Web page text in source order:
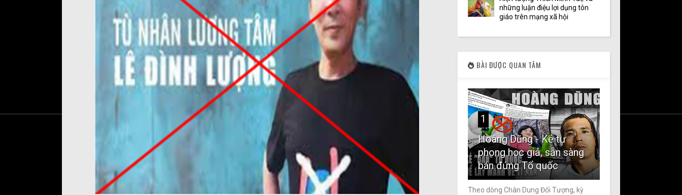
những luận điệu lợi dụng tôn
giáo trên mạng xã hội
BÀI ĐƯỢC QUAN TÂM
1
Hoàng Dũng - Kẻ tự
phong học giả, sẵn sàng
bán đứng Tổ quốc
Theo dòng Chân Dung Đối Tượng, kỳ